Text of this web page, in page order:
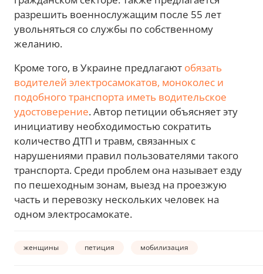
разрешить военнослужащим после 55 лет
увольняться со службы по собственному
желанию.
Кроме того, в Украине предлагают обязать
водителей электросамокатов, моноколес и
подобного транспорта иметь водительское
удостоверение. Автор петиции объясняет эту
инициативу необходимостью сократить
количество ДТП и травм, связанных с
нарушениями правил пользователями такого
транспорта. Среди проблем она называет езду
по пешеходным зонам, выезд на проезжую
часть и перевозку нескольких человек на
одном электросамокате.
женщины петиция мобилизация